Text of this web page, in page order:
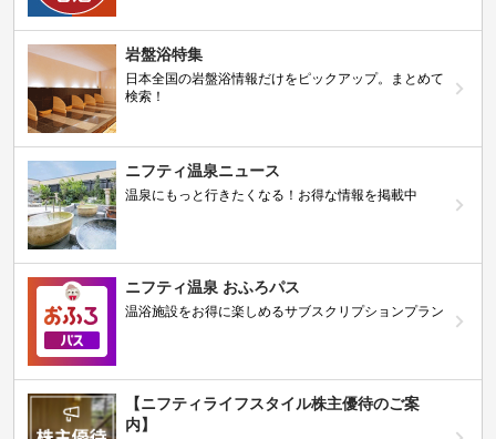
岩盤浴特集
日本全国の岩盤浴情報だけをピックアップ。まとめて
検索！
ニフティ温泉ニュース
温泉にもっと行きたくなる！お得な情報を掲載中
ニフティ温泉 おふろパス
温浴施設をお得に楽しめるサブスクリプションプラン
【ニフティライフスタイル株主優待のご案
内】